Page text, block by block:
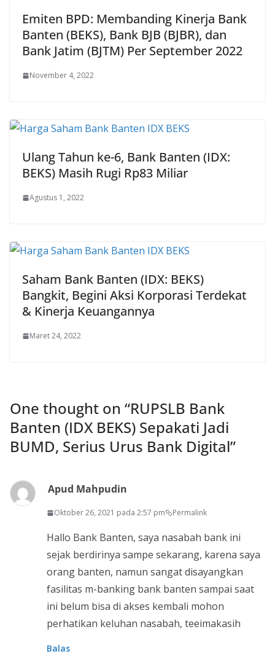
Emiten BPD: Membanding Kinerja Bank
Banten (BEKS), Bank BJB (BJBR), dan
Bank Jatim (BJTM) Per September 2022
November 4, 2022
Ulang Tahun ke-6, Bank Banten (IDX:
BEKS) Masih Rugi Rp83 Miliar
Agustus 1, 2022
Saham Bank Banten (IDX: BEKS)
Bangkit, Begini Aksi Korporasi Terdekat
& Kinerja Keuangannya
Maret 24, 2022
One thought on “RUPSLB Bank
Banten (IDX BEKS) Sepakati Jadi
BUMD, Serius Urus Bank Digital”
Apud Mahpudin
Oktober 26, 2021 pada 2:57 pm Permalink
Hallo Bank Banten, saya nasabah bank ini
sejak berdirinya sampe sekarang, karena saya
orang banten, namun sangat disayangkan
fasilitas m-banking bank banten sampai saat
ini belum bisa di akses kembali mohon
perhatikan keluhan nasabah, teeimakasih
Balas